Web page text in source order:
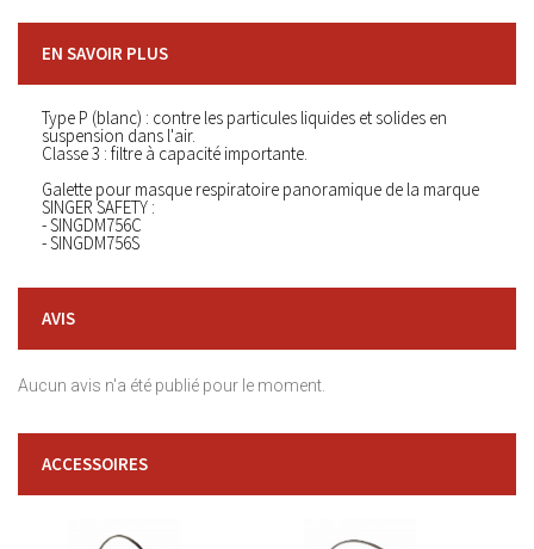
EN SAVOIR PLUS
Type P (blanc) : contre les particules liquides et solides en
suspension dans l'air.
Classe 3 : filtre à capacité importante.
Galette pour masque respiratoire panoramique de la marque
SINGER SAFETY :
- SINGDM756C
- SINGDM756S
AVIS
Aucun avis n'a été publié pour le moment.
ACCESSOIRES